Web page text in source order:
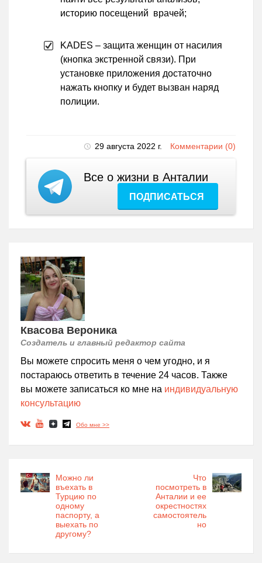
историю посещений врачей;
KADES – защита женщин от насилия
(кнопка экстренной связи). При
установке приложения достаточно
нажать кнопку и будет вызван наряд
полиции.
29 августа 2022 г. Комментарии (0)
Все о жизни в Анталии
ПОДПИСАТЬСЯ
Квасова Вероника
Создатель и главный редактор сайта
Вы можете спросить меня о чем угодно, и я
постараюсь ответить в течение 24 часов. Также
вы можете записаться ко мне на индивидуальную
консультацию
Обо мне >>
Можно ли
въехать в
Турцию по
одному
паспорту, а
выехать по
другому?
Что
посмотреть в
Анталии и ее
окрестностях
самостоятель
но